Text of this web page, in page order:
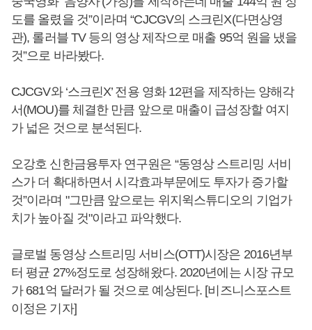
도를 올렸을 것”이라며 “CJCGV의 스크린X(다면상영
관), 롤러블 TV 등의 영상 제작으로 매출 95억 원을 냈을
것”으로 바라봤다.
CJCGV와 ‘스크린X’ 전용 영화 12편을 제작하는 양해각
서(MOU)를 체결한 만큼 앞으로 매출이 급성장할 여지
가 넓은 것으로 분석된다.
오강호 신한금융투자 연구원은 “동영상 스트리밍 서비
스가 더 확대하면서 시각효과부문에도 투자가 증가할
것”이라며 "그만큼 앞으로는 위지윅스튜디오의 기업가
치가 높아질 것"이라고 파악했다.
글로벌 동영상 스트리밍 서비스(OTT)시장은 2016년부
터 평균 27%정도로 성장해왔다. 2020년에는 시장 규모
가 681억 달러가 될 것으로 예상된다. [비즈니스포스트
이정은 기자]